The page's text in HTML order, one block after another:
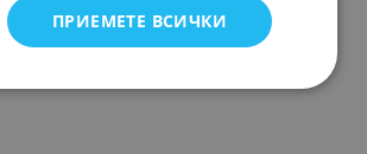
ПРИЕМЕТЕ ВСИЧКИ